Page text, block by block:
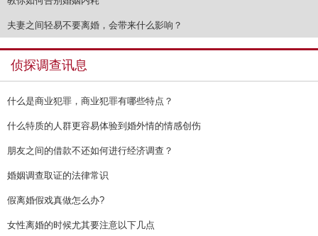
夫妻之间轻易不要离婚，会带来什么影响？
侦探调查讯息
什么是商业犯罪，商业犯罪有哪些特点？
什么特质的人群更容易体验到婚外情的情感创伤
朋友之间的借款不还如何进行经济调查？
婚姻调查取证的法律常识
假离婚假戏真做怎么办?
女性离婚的时候尤其要注意以下几点